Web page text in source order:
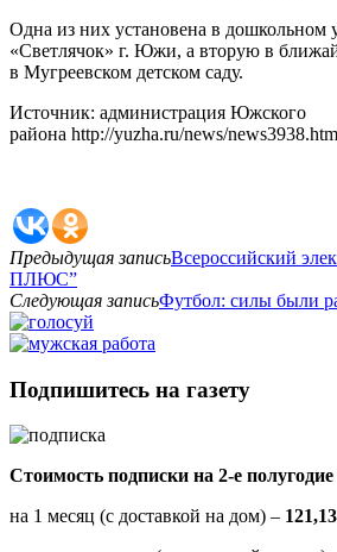
Одна из них установена в дошкольном
«Светлячок» г. Южи, а вторую в
в Мугреевском детском саду.
Источник: администрация Южского
района http://yuzha.ru/news/
Предыдущая записьВсероссийский
ПЛЮС”
Следующая записьФутбол: силы были
Подпишитесь на газету
Стоимость подписки на 2-е полугодие
на 1 месяц (с доставкой на дом) –